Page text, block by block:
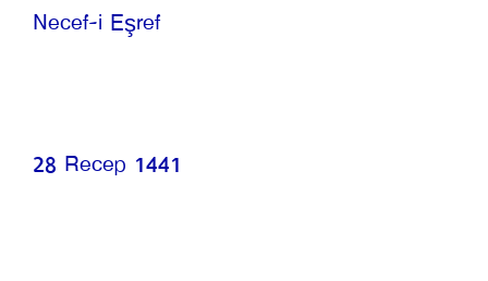
Necef-i Eşref
28 Recep 1441